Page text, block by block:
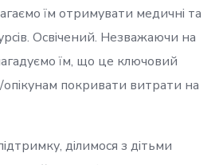
їм отримувати медичні та
Освічений. Незважаючи на
їм, що це ключовий
покривати витрати на
ділимося з дітьми